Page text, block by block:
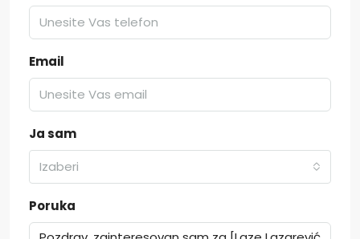
Email
Ja sam
Izaberi
Poruka